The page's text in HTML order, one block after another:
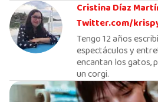
Cristina Díaz
Twitter.com/
Tengo 12 años
espectáculos y
encantan los gatos,
un corgi.